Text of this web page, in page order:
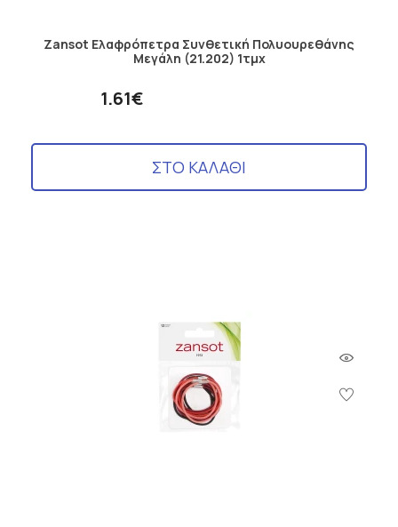
Zansot Ελαφρόπετρα Συνθετική Πολυουρεθάνης
Μεγάλη (21.202) 1τμχ
1.61€
ΣΤΟ ΚΑΛΑΘΙ